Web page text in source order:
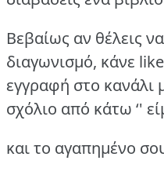
Βεβαίως αν θέλεις
διαγωνισμό, κάνε
εγγραφή στο κανάλι
σχόλιο από κάτω ‘'
και το αγαπημένο